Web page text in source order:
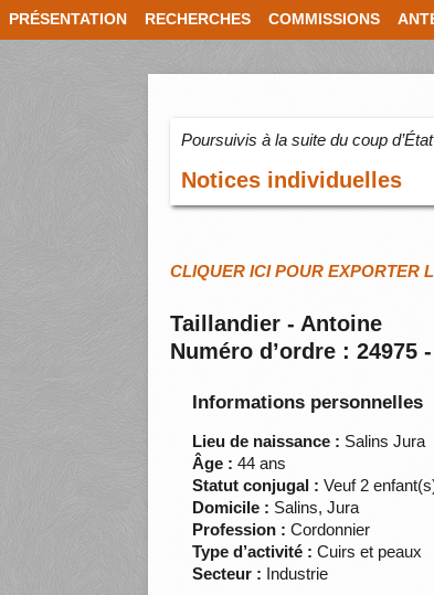
PRÉSENTATION RECHERCHES COMMISSIONS
Poursuivis à la suite du coup
Notices individuelles
CLIQUER ICI POUR EXPORTER
Taillandier - Antoine
Numéro d’ordre : 24975
Informations personnelles
Lieu de naissance : Salins Jura
Âge : 44 ans
Statut conjugal : Veuf 2
Domicile : Salins, Jura
Profession : Cordonnier
Type d’activité : Cuirs et peaux
Secteur : Industrie